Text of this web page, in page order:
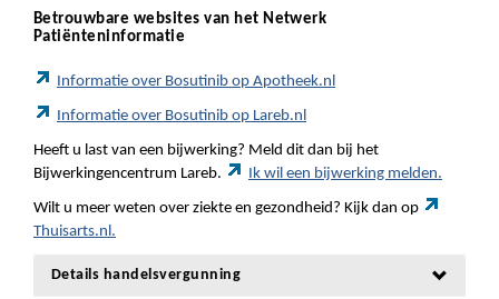
Betrouwbare websites van het Netwerk
Patiënteninformatie
Informatie over Bosutinib op Apotheek.nl
Informatie over Bosutinib op Lareb.nl
Heeft u last van een bijwerking? Meld dit dan bij het
Bijwerkingencentrum Lareb.
Ik wil een bijwerking melden.
Wilt u meer weten over ziekte en gezondheid? Kijk dan op
Thuisarts.nl.
Details handelsvergunning